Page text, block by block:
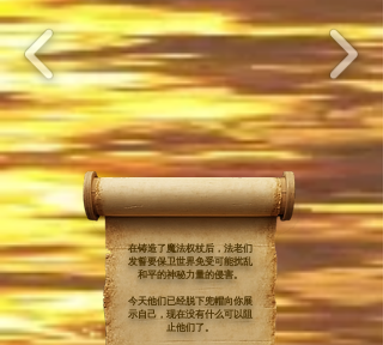
在铸造了魔法权杖后，法老们
发誓要保卫世界免受可能扰乱
和平的神秘力量的侵害。
今天他们已经脱下兜帽向你展
示自己，现在没有什么可以阻
止他们了。